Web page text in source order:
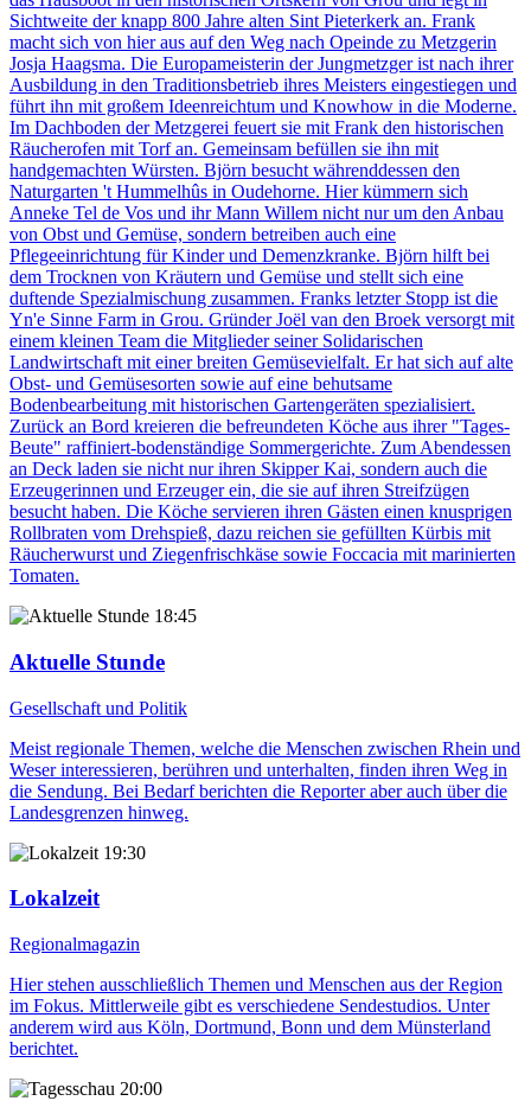
Sichtweite der knapp 800 Jahre alten Sint Pieterkerk an. Frank
macht sich von hier aus auf den Weg nach Opeinde zu Metzgerin
Josja Haagsma. Die Europameisterin der Jungmetzger ist nach ihrer
Ausbildung in den Traditionsbetrieb ihres Meisters eingestiegen und
führt ihn mit großem Ideenreichtum und Knowhow in die Moderne.
Im Dachboden der Metzgerei feuert sie mit Frank den historischen
Räucherofen mit Torf an. Gemeinsam befüllen sie ihn mit
handgemachten Würsten. Björn besucht währenddessen den
Naturgarten 't Hummelhûs in Oudehorne. Hier kümmern sich
Anneke Tel de Vos und ihr Mann Willem nicht nur um den Anbau
von Obst und Gemüse, sondern betreiben auch eine
Pflegeeinrichtung für Kinder und Demenzkranke. Björn hilft bei
dem Trocknen von Kräutern und Gemüse und stellt sich eine
duftende Spezialmischung zusammen. Franks letzter Stopp ist die
Yn'e Sinne Farm in Grou. Gründer Joël van den Broek versorgt mit
einem kleinen Team die Mitglieder seiner Solidarischen
Landwirtschaft mit einer breiten Gemüsevielfalt. Er hat sich auf alte
Obst- und Gemüsesorten sowie auf eine behutsame
Bodenbearbeitung mit historischen Gartengeräten spezialisiert.
Zurück an Bord kreieren die befreundeten Köche aus ihrer "Tages-
Beute" raffiniert-bodenständige Sommergerichte. Zum Abendessen
an Deck laden sie nicht nur ihren Skipper Kai, sondern auch die
Erzeugerinnen und Erzeuger ein, die sie auf ihren Streifzügen
besucht haben. Die Köche servieren ihren Gästen einen knusprigen
Rollbraten vom Drehspieß, dazu reichen sie gefüllten Kürbis mit
Räucherwurst und Ziegenfrischkäse sowie Foccacia mit marinierten
Tomaten.
18:45
Aktuelle Stunde
Gesellschaft und Politik
Meist regionale Themen, welche die Menschen zwischen Rhein und
Weser interessieren, berühren und unterhalten, finden ihren Weg in
die Sendung. Bei Bedarf berichten die Reporter aber auch über die
Landesgrenzen hinweg.
19:30
Lokalzeit
Regionalmagazin
Hier stehen ausschließlich Themen und Menschen aus der Region
im Fokus. Mittlerweile gibt es verschiedene Sendestudios. Unter
anderem wird aus Köln, Dortmund, Bonn und dem Münsterland
berichtet.
20:00